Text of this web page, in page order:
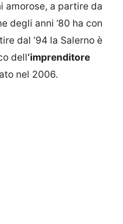
amorose, a partire da
degli anni ’80 ha con
dal ’94 la Salerno è
dell‘imprenditore
nel 2006.